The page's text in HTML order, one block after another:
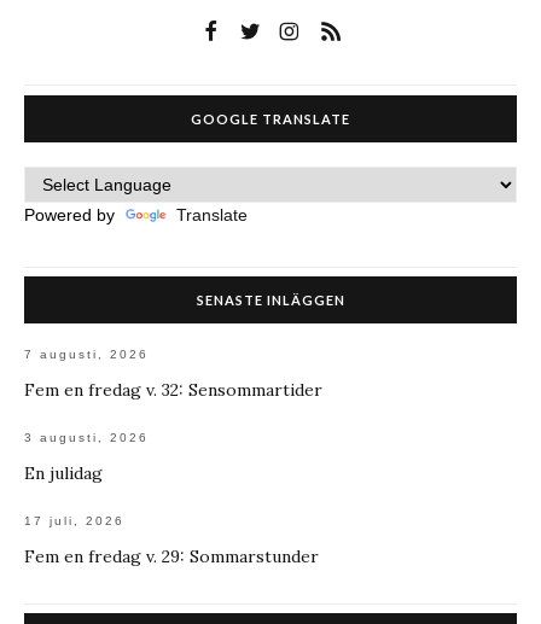
GOOGLE TRANSLATE
Powered by Translate
SENASTE INLÄGGEN
7 augusti, 2026
Fem en fredag v. 32: Sensommartider
3 augusti, 2026
En julidag
17 juli, 2026
Fem en fredag v. 29: Sommarstunder